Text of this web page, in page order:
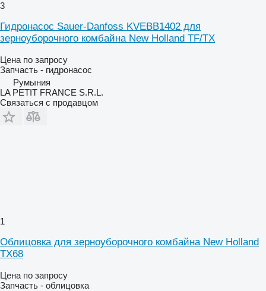
3
Гидронасос Sauer-Danfoss KVEBB1402 для
зерноуборочного комбайна New Holland TF/TX
Цена по запросу
Запчасть - гидронасос
Румыния
LA PETIT FRANCE S.R.L.
Связаться с продавцом
1
Облицовка для зерноуборочного комбайна New Holland
TX68
Цена по запросу
Запчасть - облицовка